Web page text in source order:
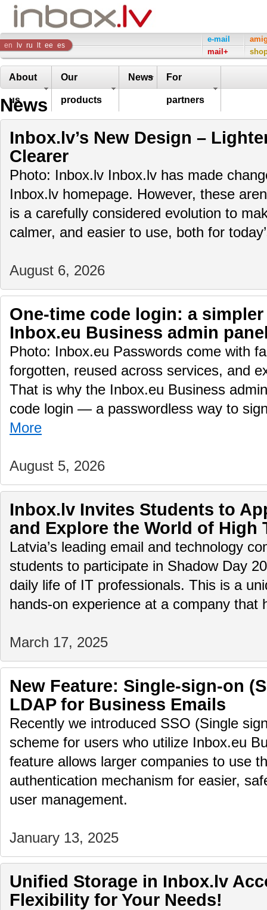
Inbox
Company
en lv ru lt ee es
e-mail
mail+
About
us
Our
products
News For
partners
News
Inbox.lv’s New Design –
Clearer
Photo: Inbox.lv Inbox.lv has made
Inbox.lv homepage. However, these
is a carefully considered evolution to
calmer, and easier to use, both for
August 6, 2026
One-time code login: a
Inbox.eu Business admin
Photo: Inbox.eu Passwords come with
forgotten, reused across services, and
That is why the Inbox.eu Business
code login — a passwordless way to
More
August 5, 2026
Inbox.lv Invites Students to
and Explore the World of High
Latvia’s leading email and technology
students to participate in Shadow Day
daily life of IT professionals. This is a
hands-on experience at a company
March 17, 2025
New Feature: Single-sign-on
LDAP for Business Emails
Recently we introduced SSO (Single
scheme for users who utilize Inbox.eu
feature allows larger companies to use
authentication mechanism for easier,
user management.
January 13, 2025
Unified Storage in Inbox.lv
Flexibility for Your Needs!